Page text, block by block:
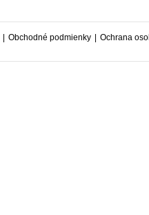
Obchodné podmienky Ochrana